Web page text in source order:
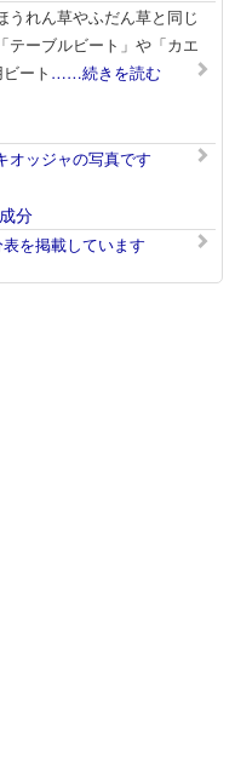
うれん草やふだん草と同じ
テーブルビート」や「カエ
ート ……続きを読む
オッジャの写真です
分
を掲載しています